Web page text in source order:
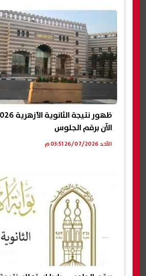
الآن برقم الجلوس
الأحد 26/07/2026 03:51 م